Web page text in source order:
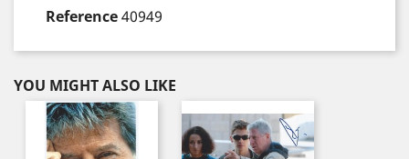
Reference40949
YOU MIGHT ALSO LIKE